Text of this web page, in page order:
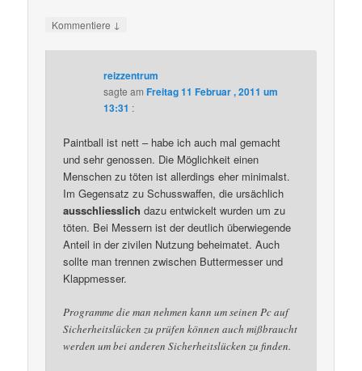
Kommentiere ↓
reizzentrum
sagte amFreitag 11 Februar , 2011 um
13:31 :
Paintball ist nett – habe ich auch mal gemacht
und sehr genossen. Die Möglichkeit einen
Menschen zu töten ist allerdings eher minimalst.
Im Gegensatz zu Schusswaffen, die ursächlich
ausschliesslich dazu entwickelt wurden um zu
töten. Bei Messern ist der deutlich überwiegende
Anteil in der zivilen Nutzung beheimatet. Auch
sollte man trennen zwischen Buttermesser und
Klappmesser.
Programme die man nehmen kann um seinen Pc auf
Sicherheitslücken zu prüfen können auch mißbraucht
werden um bei anderen Sicherheitslücken zu finden.